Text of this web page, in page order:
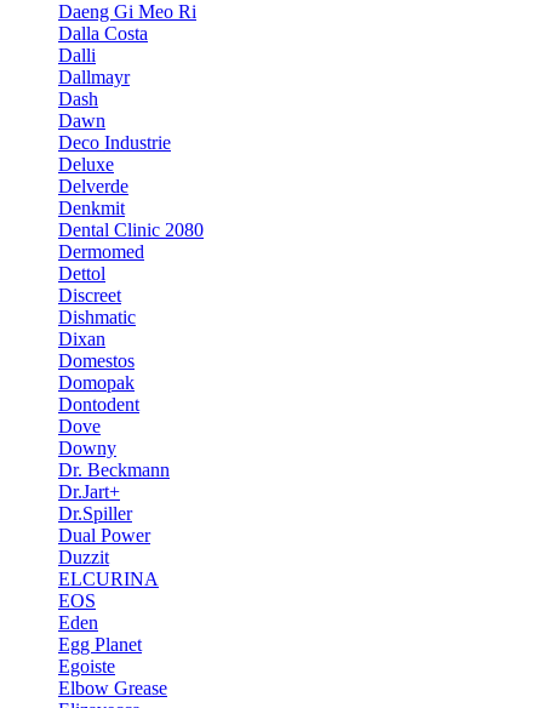
Daeng Gi Meo Ri
Dalla Costa
Dalli
Dallmayr
Dash
Dawn
Deco Industrie
Deluxe
Delverde
Denkmit
Dental Clinic 2080
Dermomed
Dettol
Discreet
Dishmatic
Dixan
Domestos
Domopak
Dontodent
Dove
Downy
Dr. Beckmann
Dr.Jart+
Dr.Spiller
Dual Power
Duzzit
ELCURINA
EOS
Eden
Egg Planet
Egoiste
Elbow Grease